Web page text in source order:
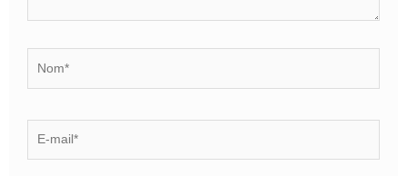
mail*